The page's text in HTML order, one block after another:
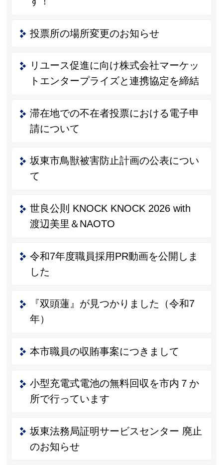
投票所の場所変更のお知らせ
リユース促進に向け株式会社マーケッ
トエンタープライズと連携協定を締結
滞在地での不在者投票における電子申
請について
坂東市鳥獣被害防止計画の公表につい
て
世良公則 KNOCK KNOCK 2026 with
渡辺美里＆NAOTO
令和7年度職員採用PR動画を公開しま
した
『双頭蓮』が見つかりました（令和7
年）
本市職員の収賄事案につきまして
小型充電式電池の無料回収を市内７か
所で行っています
坂東法務局証明サービスセンター 廃止
のお知らせ